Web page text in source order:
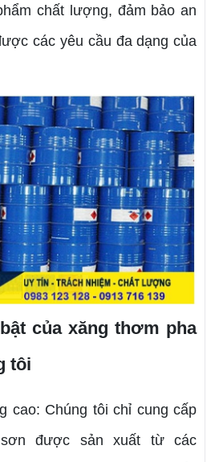
chất lượng, đảm bảo an
các yêu cầu đa dạng của
của xăng thơm pha
tôi
Chúng tôi chỉ cung cấp
được sản xuất từ các